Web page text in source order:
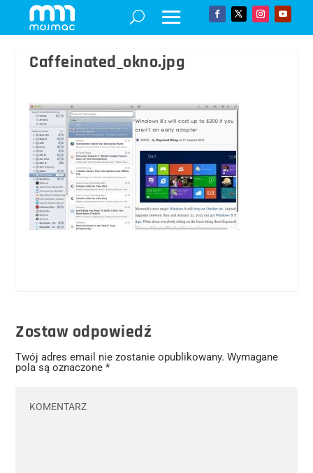
Caffeinated_okno.jpg
Zostaw odpowiedź
Twój adres email nie zostanie opublikowany. Wymagane
pola są oznaczone*